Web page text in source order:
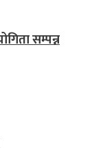
सम्पन्न